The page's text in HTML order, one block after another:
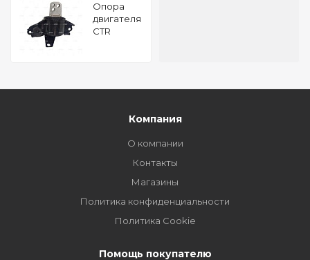
Опора
двигателя
CTR
Компания
О компании
Контакты
Магазины
Политика конфиденциальности
Политика Cookie
Помощь покупателю